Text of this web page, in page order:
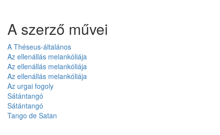
A szerző művei
A Théseus-általános
Az ellenállás melankóliája
Az ellenállás melankóliája
Az ellenállás melankóliája
Az urgai fogoly
Sátántangó
Sátántangó
Tango de Satan